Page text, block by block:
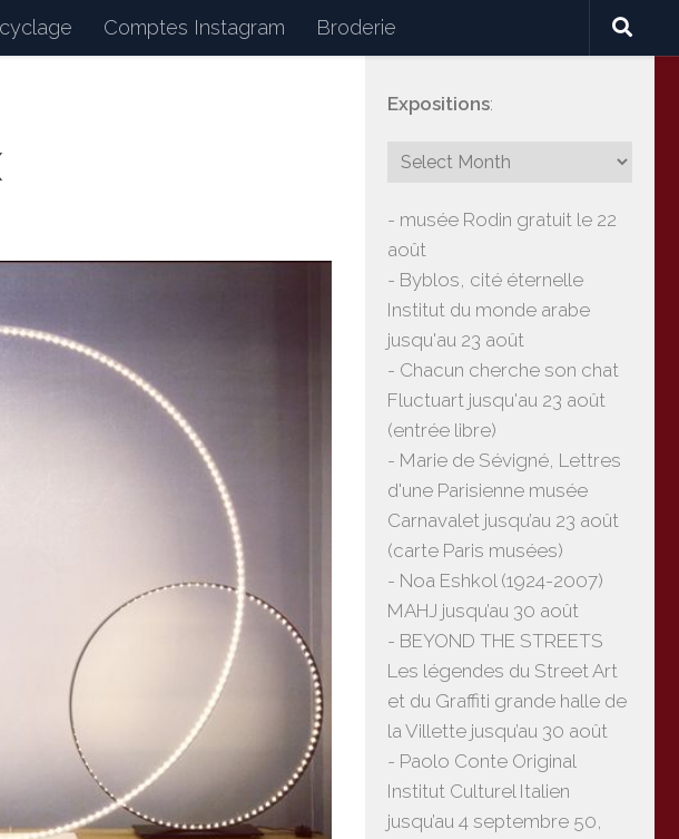
Comptes Instagram Broderie
peintures, céramiques, lectures, expositions, voyages
Expositions:
- musée Rodin gratuit le 22
août
- Byblos, cité éternelle
Institut du monde arabe
jusqu'au 23 août
- Chacun cherche son chat
Fluctuart jusqu'au 23 août
(entrée libre)
- Marie de Sévigné, Lettres
d'une Parisienne musée
Carnavalet jusqu’au 23 août
(carte Paris musées)
- Noa Eshkol (1924-2007)
MAHJ jusqu’au 30 août
- BEYOND THE STREETS
Les légendes du Street Art
et du Graffiti grande halle de
la Villette jusqu’au 30 août
- Paolo Conte Original
Institut Culturel Italien
jusqu’au 4 septembre 50,